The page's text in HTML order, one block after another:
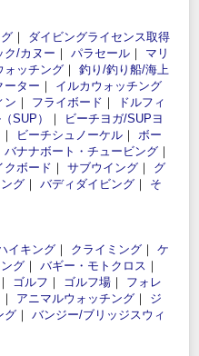
｜ ダイビングライセンス取得
ク/カヌー ｜ パラセール ｜ マリ
ォッチング ｜ 釣り/釣り船/海上
ーター ｜ イルカウォッチング
ン ｜ フライボード ｜
ドルフィ
SUP） ｜
ビーチヨガ/SUPヨ
｜ ビーチシュノーケル ｜ ボー
バナナボート・チュービング ｜
クボード ｜ サブウイング ｜ グ
グ ｜ バディダイビング ｜ そ
イキング ｜ クライミング ｜ ケ
グ ｜ バギー・モトクロス ｜
｜ ゴルフ ｜ ゴルフ場 ｜ フォレ
｜ アニマルウォッチング ｜ ジ
グ ｜ バンジー/ブリッジスウィ